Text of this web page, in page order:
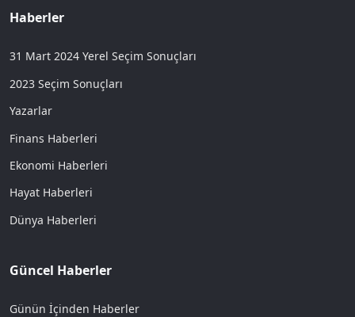
Haberler
31 Mart 2024 Yerel Seçim Sonuçları
2023 Seçim Sonuçları
Yazarlar
Finans Haberleri
Ekonomi Haberleri
Hayat Haberleri
Dünya Haberleri
Güncel Haberler
Günün İçinden Haberler